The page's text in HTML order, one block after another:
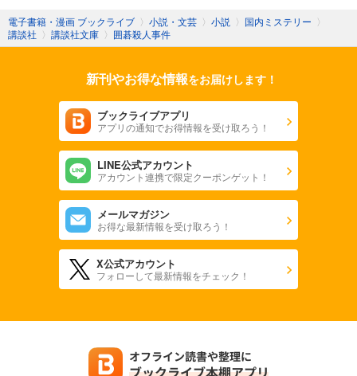
電子書籍・漫画 ブックライブ 〉 小説・文芸 〉 小説 〉 国内ミステリー 〉
講談社 〉 講談社文庫 〉 囲碁殺人事件
新刊やお得な情報をお届けします！
ブックライブアプリ
アプリの通知でお得情報を受け取ろう！
LINE公式アカウント
アカウント連携で限定クーポンゲット！
メールマガジン
お得な最新情報を受け取ろう！
X公式アカウント
フォローして最新情報をチェック！